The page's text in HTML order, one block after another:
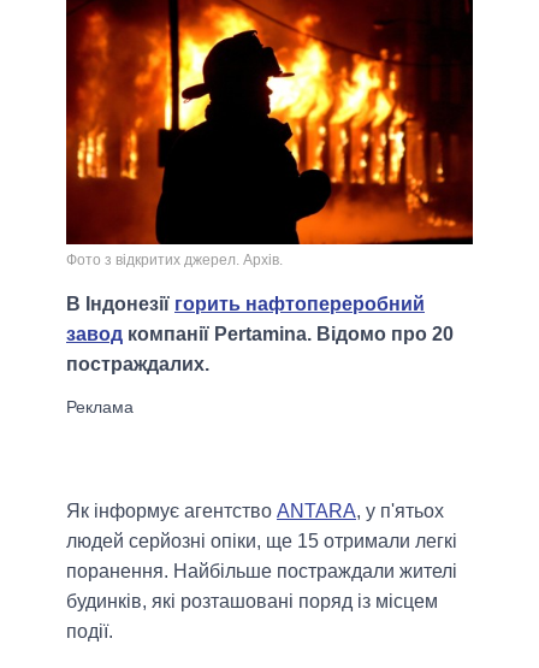
Фото з відкритих джерел. Архів.
В Індонезії горить нафтопереробний
завод компанії Pertamina. Відомо про 20
постраждалих.
Як інформує агентство ANTARA, у п'ятьох
людей серйозні опіки, ще 15 отримали легкі
поранення. Найбільше постраждали жителі
будинків, які розташовані поряд із місцем
події.